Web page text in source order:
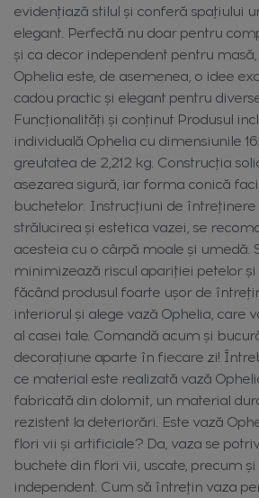
evidențiază stilul și conferă spațiului
elegant. Perfectă nu doar pentru
și ca decor independent pentru
Ophelia este, de asemenea, o idee
cadou practic și elegant pentru
Funcționalități și conținut Produsul
individuală Ophelia cu dimensiunile
greutatea de 2,212 kg. Construcția
asezarea sigură, iar forma conică
buchetelor. Instrucțiuni de întreținere
strălucirea și estetica vazei, se
acesteia cu o cârpă moale și umedă.
minimizează riscul apariției petelor și
făcând produsul foarte ușor de
interiorul și alege vază Ophelia, care
al casei tale. Comandă acum și
decorațiune aparte în fiecare zi!
ce material este realizată vază
fabricată din dolomit, un material
rezistent la deteriorări. Este vază
flori vii și artificiale? Da, vaza se
buchete din flori vii, uscate, precum
independent. Cum să întrețin vaza